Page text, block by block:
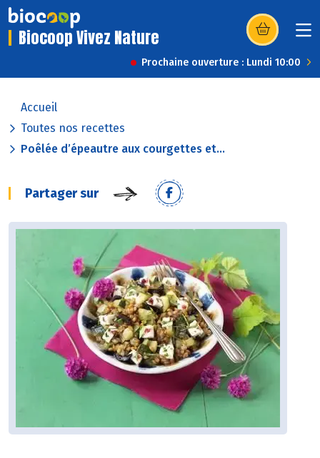
Biocoop Vivez Nature (s’ouvre dans
Prochaine ouverture : Lundi 10:00
Accueil
Toutes nos recettes
Poêlée d’épeautre aux courgettes et...
Partager sur